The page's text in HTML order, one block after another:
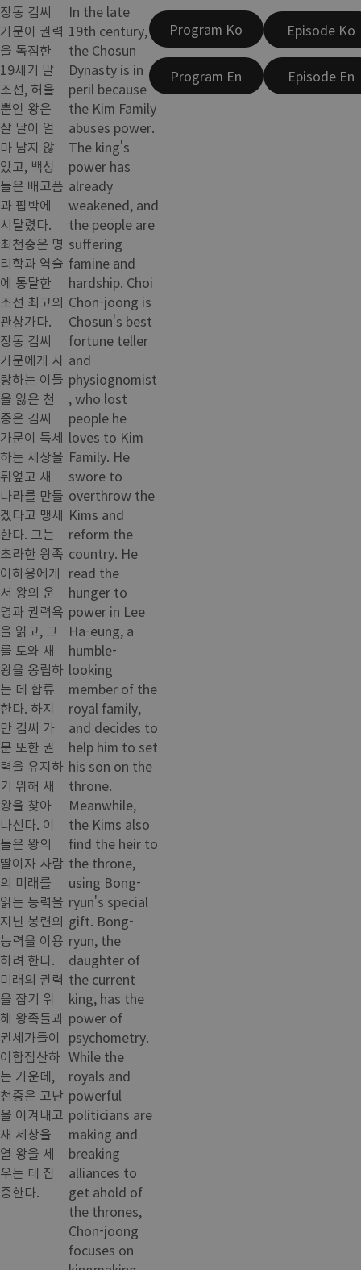
장동 김씨
가문이 권력
을 독점한
19세기 말
조선, 허울
뿐인 왕은
살 날이 얼
마 남지 않
았고, 백성
들은 배고픔
과 핍박에
시달렸다.
최천중은 명
리학과 역술
에 통달한
조선 최고의
관상가다.
장동 김씨
가문에게 사
랑하는 이들
을 잃은 천
중은 김씨
가문이 득세
하는 세상을
뒤엎고 새
나라를 만들
겠다고 맹세
한다. 그는
초라한 왕족
이하응에게
서 왕의 운
명과 권력욕
을 읽고, 그
를 도와 새
왕을 옹립하
는 데 합류
한다. 하지
만 김씨 가
문 또한 권
력을 유지하
기 위해 새
왕을 찾아
나선다. 이
들은 왕의
딸이자 사람
의 미래를
읽는 능력을
지닌 봉련의
능력을 이용
하려 한다.
미래의 권력
을 잡기 위
해 왕족들과
권세가들이
이합집산하
는 가운데,
천중은 고난
을 이겨내고
새 세상을
열 왕을 세
우는 데 집
중한다.
In the late
19th century,
the Chosun
Dynasty is in
peril because
the Kim Family
abuses power.
The king's
power has
already
weakened, and
the people are
suffering
famine and
hardship. Choi
Chon-joong is
Chosun's best
fortune teller
and
physiognomist
, who lost
people he
loves to Kim
Family. He
swore to
overthrow the
Kims and
reform the
country. He
read the
hunger to
power in Lee
Ha-eung, a
humble-
looking
member of the
royal family,
and decides to
help him to set
his son on the
throne.
Meanwhile,
the Kims also
find the heir to
the throne,
using Bong-
ryun's special
gift. Bong-
ryun, the
daughter of
the current
king, has the
power of
psychometry.
While the
royals and
powerful
politicians are
making and
breaking
alliances to
get ahold of
the thrones,
Chon-joong
focuses on
Program Ko
Program En
Episode Ko
Episode En